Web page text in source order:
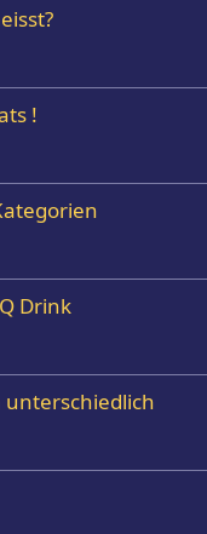
!
Drink
unterschiedlich